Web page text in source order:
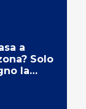
a
Solo
la